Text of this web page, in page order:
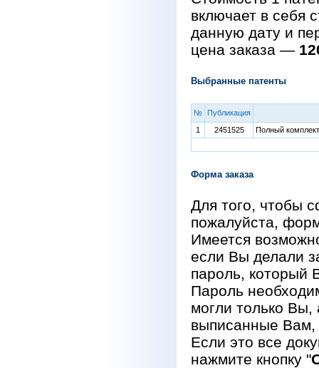
включает в себя
данную дату и
цена заказа —
Выбранные патенты
№ Публикация
1
2451525 Полный
Форма заказа
Для того, чтобы
пожалуйста,
Имеется
если Вы делали
пароль, который
Пароль
могли только Вы,
выписанные Вам,
Если это все
нажмите кнопку "